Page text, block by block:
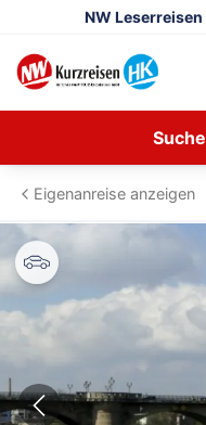
NW Leserreisen
Reisethemen
Advents- &
Europa
Eventreisen
Klassische
Eigenanreise anzeigen